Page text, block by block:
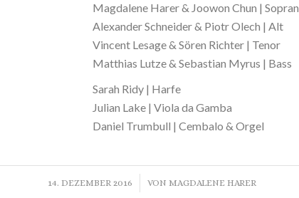
Magdalene Harer & Joowon Chun | Sopran
Alexander Schneider & Piotr Olech | Alt
Vincent Lesage & Sören Richter | Tenor
Matthias Lutze & Sebastian Myrus | Bass
Sarah Ridy | Harfe
Julian Lake | Viola da Gamba
Daniel Trumbull | Cembalo & Orgel
14. DEZEMBER 2016
/ VON MAGDALENE HARER